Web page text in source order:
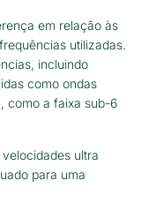
em relação às
utilizadas.
incluindo
como ondas
como a faixa sub-6
ultra
para uma